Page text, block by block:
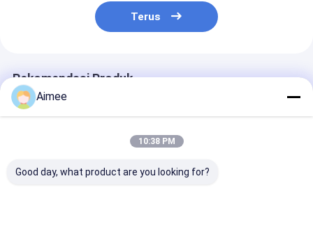
Terus
Rekomendasi Produk
Aimee
10:38 PM
Good day, what product are you looking for?